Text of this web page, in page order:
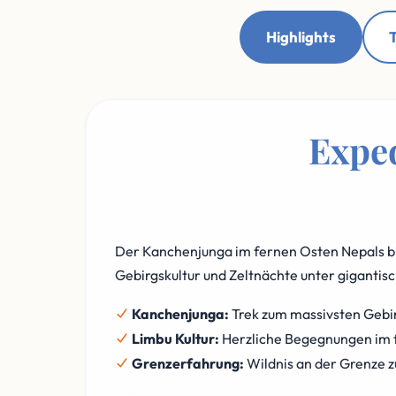
Highlights
Der Kanchenjunga im fernen Osten Nepals
Gebirgskultur und Zeltnächte unter
Kanchenjunga: Trek zum massivsten
Limbu Kultur: Herzliche Begegnungen
Grenzerfahrung: Wildnis an der Grenze